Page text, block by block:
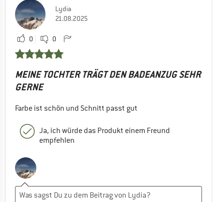
Lydia
21.08.2025
0 0
MEINE TOCHTER TRÄGT DEN BADEANZUG SEHR
GERNE
Farbe ist schön und Schnitt passt gut
Ja, ich würde das Produkt einem Freund
empfehlen